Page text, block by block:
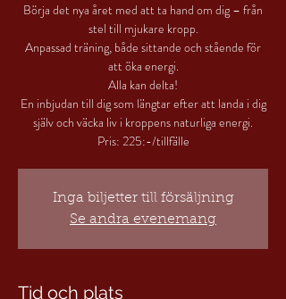
Börja det nya året med att ta hand om dig – från
stel till mjukare kropp.
Anpassad träning, både sittande och stående för
att öka energi.
Alla kan delta!
En inbjudan till dig som längtar efter att landa i dig
själv och väcka liv i kroppens naturliga energi.
Pris: 225:-/tillfälle
Inga biljetter till försäljning
Se andra evenemang
Tid och plats